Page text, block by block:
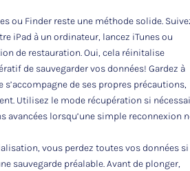
ou Finder reste une méthode solide.
iPad à un ordinateur, lancez iTunes ou
de restauration. Oui, cela réinitalise
de sauvegarder vos données! Gardez à
s’accompagne de ses propres précautions,
Utilisez le mode récupération si
avancées lorsqu’une simple reconnexion
vous perdez toutes vos données si
sauvegarde préalable. Avant de plonger,